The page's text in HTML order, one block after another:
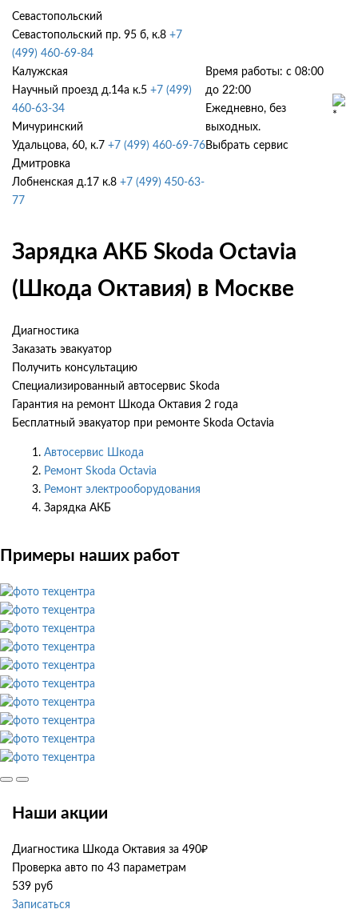
Севастопольский
Севастопольский пр. 95 б, к.8 +7
(499) 460-69-84
Калужская
Научный проезд д.14а к.5 +7 (499)
460-63-34
Мичуринский
Удальцова, 60, к.7 +7 (499) 460-69-76
Дмитровка
Лобненская д.17 к.8 +7 (499) 450-63-
77
Время работы: с 08:00
до 22:00
Ежедневно, без
выходных.
Выбрать сервис
Зарядка АКБ Skoda Octavia
(Шкода Октавия) в Москве
Диагностика
Заказать эвакуатор
Получить консультацию
Специализированный автосервис Skoda
Гарантия на ремонт Шкода Октавия 2 года
Бесплатный эвакуатор при ремонте Skoda Octavia
Автосервис Шкода
Ремонт Skoda Octavia
Ремонт электрооборудования
Зарядка АКБ
Примеры наших работ
Наши акции
Диагностика Шкода Октавия за 490₽
Проверка авто по 43 параметрам
539 руб
Записаться